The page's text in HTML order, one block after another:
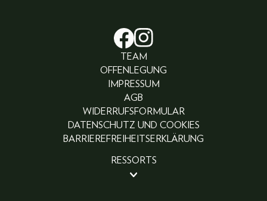
TEAM
OFFENLEGUNG
IMPRESSUM
AGB
WIDERRUFSFORMULAR
DATENSCHUTZ UND COOKIES
BARRIEREFREIHEITSERKLÄRUNG
RESSORTS